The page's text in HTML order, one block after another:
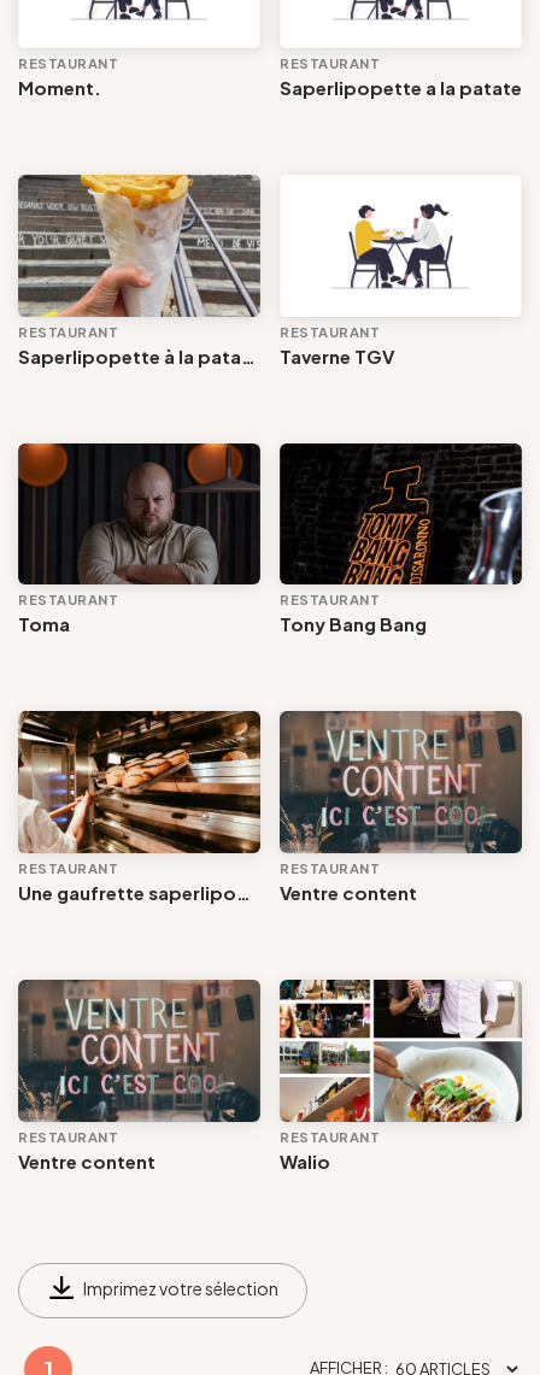
RESTAURANT
Moment.
RESTAURANT
Saperlipopette a la patate
RESTAURANT RESTAURANT
Taverne TGV
RESTAURANT
Toma
RESTAURANT
Tony Bang Bang
RESTAURANT
Une gaufrette saperlipopette: la petite boutique/ La boulangerie/ La crème glacée
RESTAURANT
Ventre content
RESTAURANT
Ventre content
RESTAURANT
Walio
Imprimez votre sélection
1 AFFICHER :